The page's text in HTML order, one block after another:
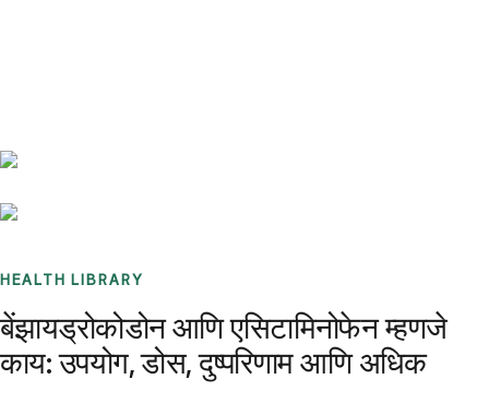
HEALTH LIBRARY
बेंझायड्रोकोडोन आणि एसिटामिनोफेन म्हणजे
काय: उपयोग, डोस, दुष्परिणाम आणि अधिक